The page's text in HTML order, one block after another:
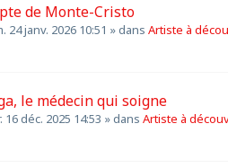
de Monte-Cristo
24 janv. 2026 10:51 » dans Artiste à
le médecin qui soigne
16 déc. 2025 14:53 » dans Artiste à